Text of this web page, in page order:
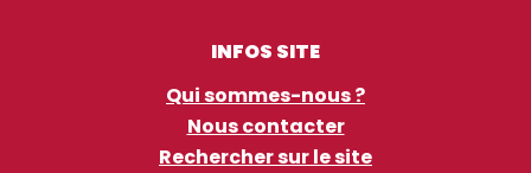
INFOS SITE
Qui sommes-nous ?
Nous contacter
Rechercher sur le site